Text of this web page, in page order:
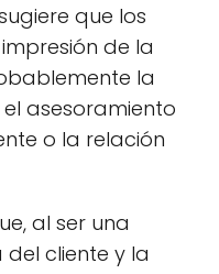
que los
de la
la
asesoramiento
o la relación
al ser una
del cliente y la